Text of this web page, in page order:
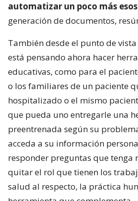
automatizar un poco más
generación de documentos,
También desde el punto de
está pensando ahora hacer
educativas, como para el
o los familiares de un paciente
hospitalizado o el mismo
que pueda uno entregarle una
preentrenada según su
acceda a su información
responder preguntas que tenga
quitar el rol que tienen los
salud al respecto, la práctica